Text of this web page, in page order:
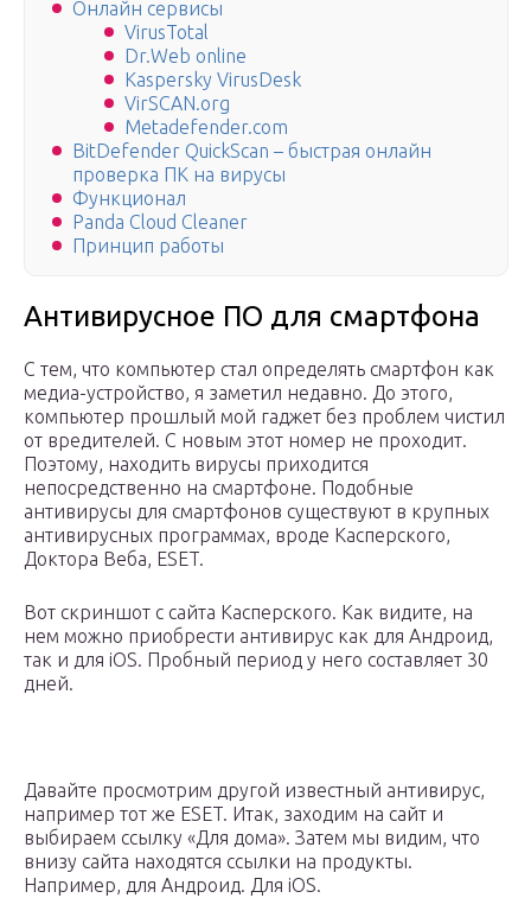
Онлайн сервисы
VirusTotal
Dr.Web online
Kaspersky VirusDesk
VirSCAN.org
Metadefender.com
BitDefender QuickScan – быстрая онлайн
проверка ПК на вирусы
Функционал
Panda Cloud Cleaner
Принцип работы
Антивирусное ПО для смартфона
С тем, что компьютер стал определять смартфон как
медиа-устройство, я заметил недавно. До этого,
компьютер прошлый мой гаджет без проблем чистил
от вредителей. С новым этот номер не проходит.
Поэтому, находить вирусы приходится
непосредственно на смартфоне. Подобные
антивирусы для смартфонов существуют в крупных
антивирусных программах, вроде Касперского,
Доктора Веба, ESET.
Вот скриншот с сайта Касперского. Как видите, на
нем можно приобрести антивирус как для Андроид,
так и для iOS. Пробный период у него составляет 30
дней.
Давайте просмотрим другой известный антивирус,
например тот же ESET. Итак, заходим на сайт и
выбираем ссылку «Для дома». Затем мы видим, что
внизу сайта находятся ссылки на продукты.
Например, для Андроид. Для iOS.